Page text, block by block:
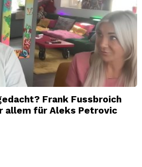
Frank Fussbroich
allem für Aleks Petrovic